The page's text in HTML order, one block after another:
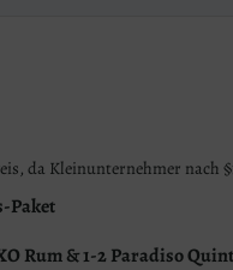
da Kleinunternehmer nach
Paket
Rum & 1-2 Paradiso